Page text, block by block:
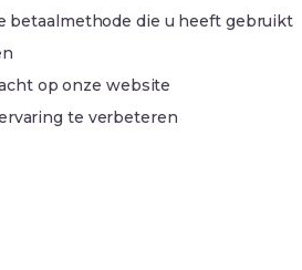
betaalmethode die u heeft gebruikt
op onze website
te verbeteren